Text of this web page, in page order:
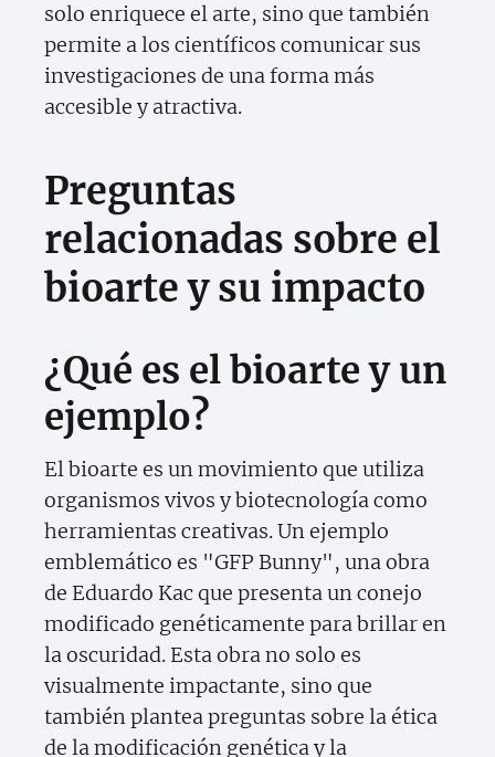
solo enriquece el arte, sino que también
permite a los científicos comunicar sus
investigaciones de una forma más
accesible y atractiva.
Preguntas
relacionadas sobre el
bioarte y su impacto
¿Qué es el bioarte y un
ejemplo?
El bioarte es un movimiento que utiliza
organismos vivos y biotecnología como
herramientas creativas. Un ejemplo
emblemático es "GFP Bunny", una obra
de Eduardo Kac que presenta un conejo
modificado genéticamente para brillar en
la oscuridad. Esta obra no solo es
visualmente impactante, sino que
también plantea preguntas sobre la ética
de la modificación genética y la